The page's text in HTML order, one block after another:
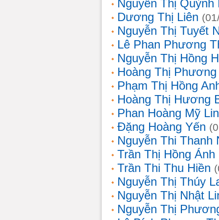
Nguyễn Thị Quỳnh
Dương Thị Liên
Nguyễn Thị Tuyết
Lê Phan Phương
Nguyễn Thị Hồng
Hoàng Thị Phương
Phạm Thị Hồng
Hoàng Thị Hương
Phan Hoàng Mỹ
Đặng Hoàng Yến
Nguyễn Thi Thanh
Trần Thị Hồng Ánh
Trần Thi Thu Hiền
Nguyễn Thị Thúy
Nguyễn Thị Nhật
Nguyễn Thị